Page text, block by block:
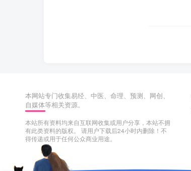
本网站专门收集易经、中医、命理、预测、网创、
自媒体等相关资源。
本站所有资料均来自互联网收集或用户分享，本站不拥
有此类资料的版权。 请用户下载后24小时内删除！不
得传递或用于任何公众商业用途。